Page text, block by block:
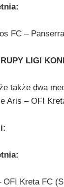
FC –
LIGI
także dwa
Aris – OFI
OFI Kreta FC